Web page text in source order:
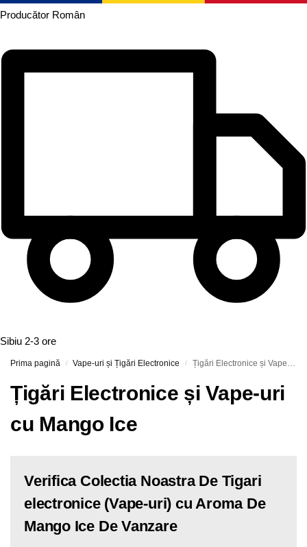
Producător Român
Sibiu 2-3 ore
Prima pagină / Vape-uri și Țigări Electronice / Țigări Electronice și Vape-uri cu Mango Ice
Țigări Electronice și Vape-uri
cu Mango Ice
Verifica Colectia Noastra De Tigari
electronice (Vape-uri) cu Aroma De
Mango Ice De Vanzare